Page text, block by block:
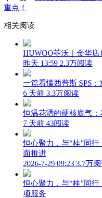
重点！
相关阅读
HUWOO菲沃｜金华店
昨天 13:59 2.3万阅读
一篇看懂西普斯 SPS
6 天前 3.3万阅读
恒温花洒的硬核底气
7 天前 43阅读
恒心聚力，与“桂”同
面推进
2026-7-29 09:23 3.7万
恒心聚力，与“桂”同
项服务